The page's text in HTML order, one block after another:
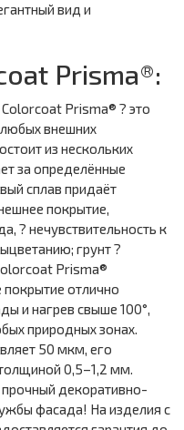
вид и
Prisma®:
Prisma® ? это
внешних
из нескольких
за определённые
сплав придаёт
покрытие,
? нечувствительность к
грунт ?
Prisma®
покрытие отлично
и нагрев свыше 100°,
природных зонах.
50 мкм, его
0,5–1,2 мм.
декоративно-
фасада! На изделия с